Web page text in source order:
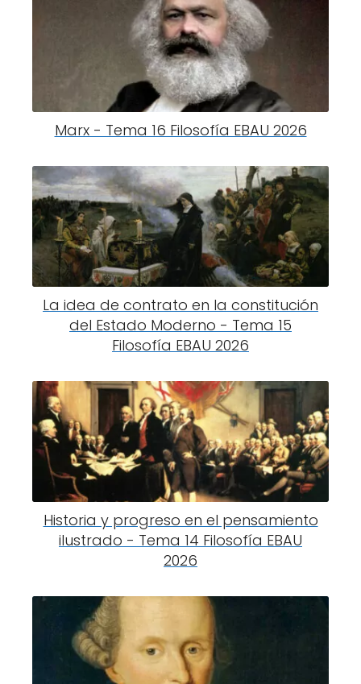
Marx - Tema 16 Filosofía EBAU 2026
La idea de contrato en la constitución
del Estado Moderno - Tema 15
Filosofía EBAU 2026
Historia y progreso en el pensamiento
ilustrado - Tema 14 Filosofía EBAU
2026